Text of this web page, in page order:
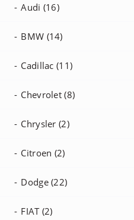
Audi (16)
BMW (14)
Cadillac (11)
Chevrolet (8)
Chrysler (2)
Citroen (2)
Dodge (22)
FIAT (2)